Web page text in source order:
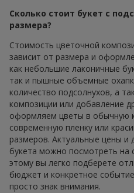
Сколько стоит букет с
размера?
Стоимость цветочной
зависит от размера и
как небольшие лаконичные
так и пышные объемные
количество подсолнухов, а
композиции или добавление
оформляем цветы в обычную
современную пленку или
размеров. Актуальные цены и
букета можно посмотреть на
этому вы легко подберете
бюджет и конкретное
просто знак внимания.